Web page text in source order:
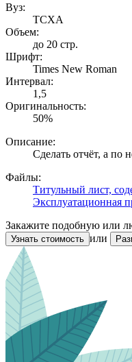
Вуз:
ТСХА
Объем:
до 20 стр.
Шрифт:
Times New Roman
Интервал:
1,5
Оригинальность:
50%
Описание:
Сделать отчёт, а по
Файлы:
Титульный лист,
Эксплуатационная
Закажите подобную или
Узнать стоимость или